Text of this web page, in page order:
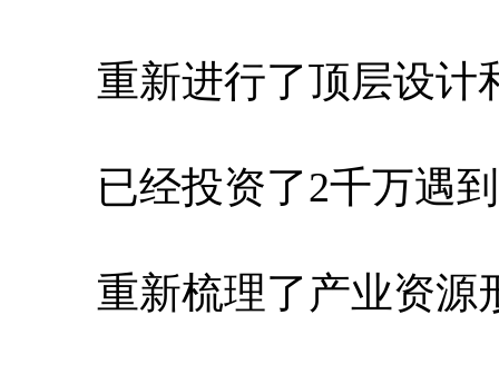
重新进行了顶层设计
已经投资了2千万遇到
重新梳理了产业资源